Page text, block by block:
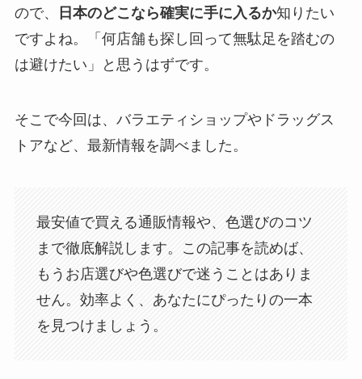
ので、
日本のどこなら確実に手に入るか知りたい
ですよね。「何店舗も探し回って無駄足を踏むの
は避けたい」と思うはずです。
そこで今回は、バラエティショップやドラッグス
トアなど、最新情報を調べました。
最安値で買える通販情報や、色選びのコツ
まで徹底解説します。この記事を読めば、
もうお店選びや色選びで迷うことはありま
せん。効率よく、あなたにぴったりの一本
を見つけましょう。